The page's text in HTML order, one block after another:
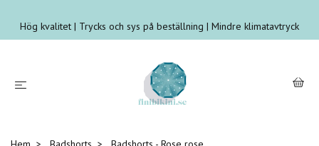
Hög kvalitet | Trycks och sys på beställning | Mindre klimatavtryck